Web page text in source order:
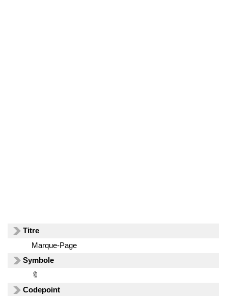
Titre
Marque-Page
Symbole
🔖
Codepoint